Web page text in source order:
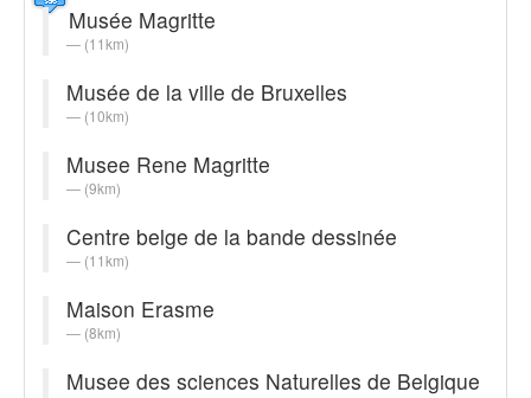
Musée Magritte
(11km)
Musée de la ville de Bruxelles
(10km)
Musee Rene Magritte
(9km)
Centre belge de la bande dessinée
(11km)
Maison Erasme
(8km)
Musee des sciences Naturelles de Belgique